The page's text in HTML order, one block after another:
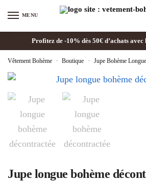
MENU
Profitez de -10% dès 50€ d’achats
Vêtement Bohème » Boutique » Jupe Bohème Longue
Jupe longue bohème